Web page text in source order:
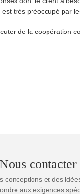
est très préoccupé par
de la coopération
Nous contacter
conceptions et des
aux exigences